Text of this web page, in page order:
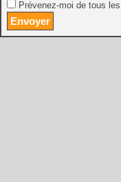
Prévenez-moi de tous